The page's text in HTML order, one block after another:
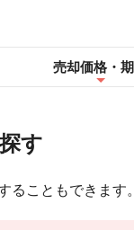
売却価格・
す
こともできます。